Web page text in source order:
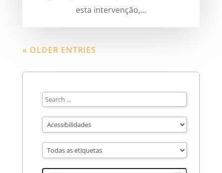
esta intervenção,...
« OLDER ENTRIES